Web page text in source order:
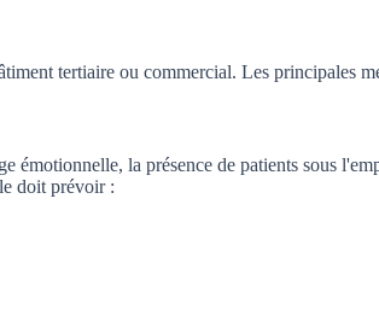
tertiaire ou commercial. Les principales
la présence de patients sous
doit prévoir :